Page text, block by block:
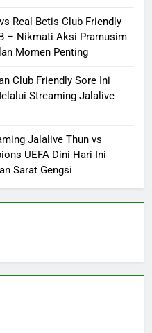
Real Betis Club Friendly
– Nikmati Aksi Pramusim
Momen Penting
Club Friendly Sore Ini
Streaming Jalalive
Jalalive Thun vs
UEFA Dini Hari Ini
Sarat Gengsi